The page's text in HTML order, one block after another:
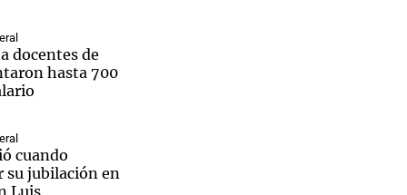
docentes de
hasta 700
cuando
su jubilación en
Luis